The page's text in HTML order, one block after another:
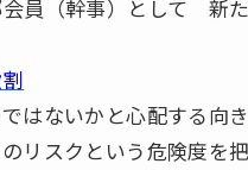
員（幹事）として 新
はないかと心配する向
リスクという危険度を